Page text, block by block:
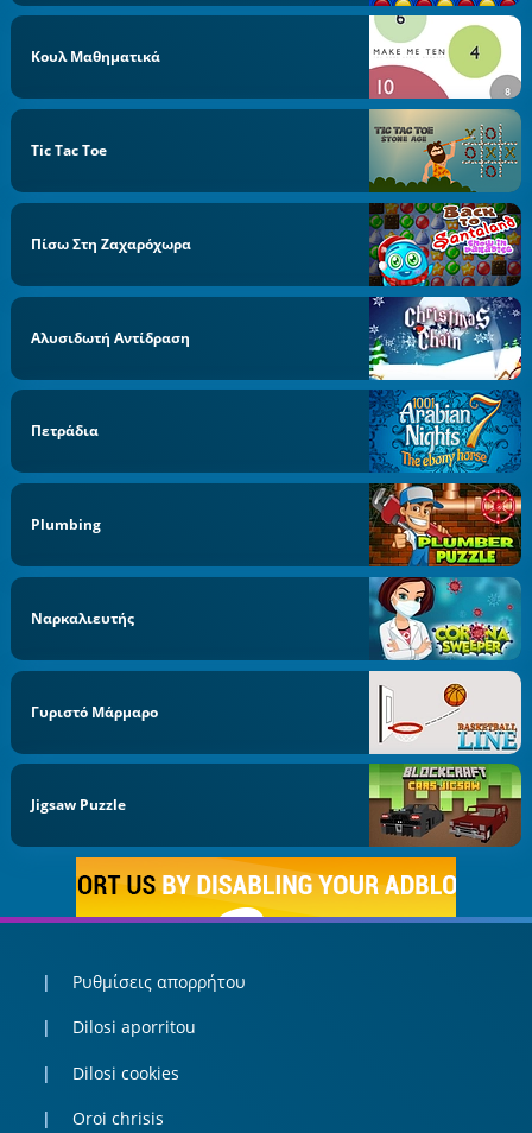
Κουλ Μαθηματικά
Tic Tac Toe
Πίσω Στη Ζαχαρόχωρα
Αλυσιδωτή Αντίδραση
Πετράδια
Plumbing
Ναρκαλιευτής
Γυριστό Μάρμαρο
Jigsaw Puzzle
Ρυθμίσεις απορρήτου
Dilosi aporritou
Dilosi cookies
Oroi chrisis